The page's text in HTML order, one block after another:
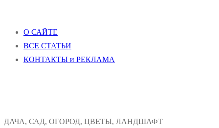
О САЙТЕ
ВСЕ СТАТЬИ
КОНТАКТЫ и РЕКЛАМА
ДАЧА, САД, ОГОРОД, ЦВЕТЫ, ЛАНДШАФТ